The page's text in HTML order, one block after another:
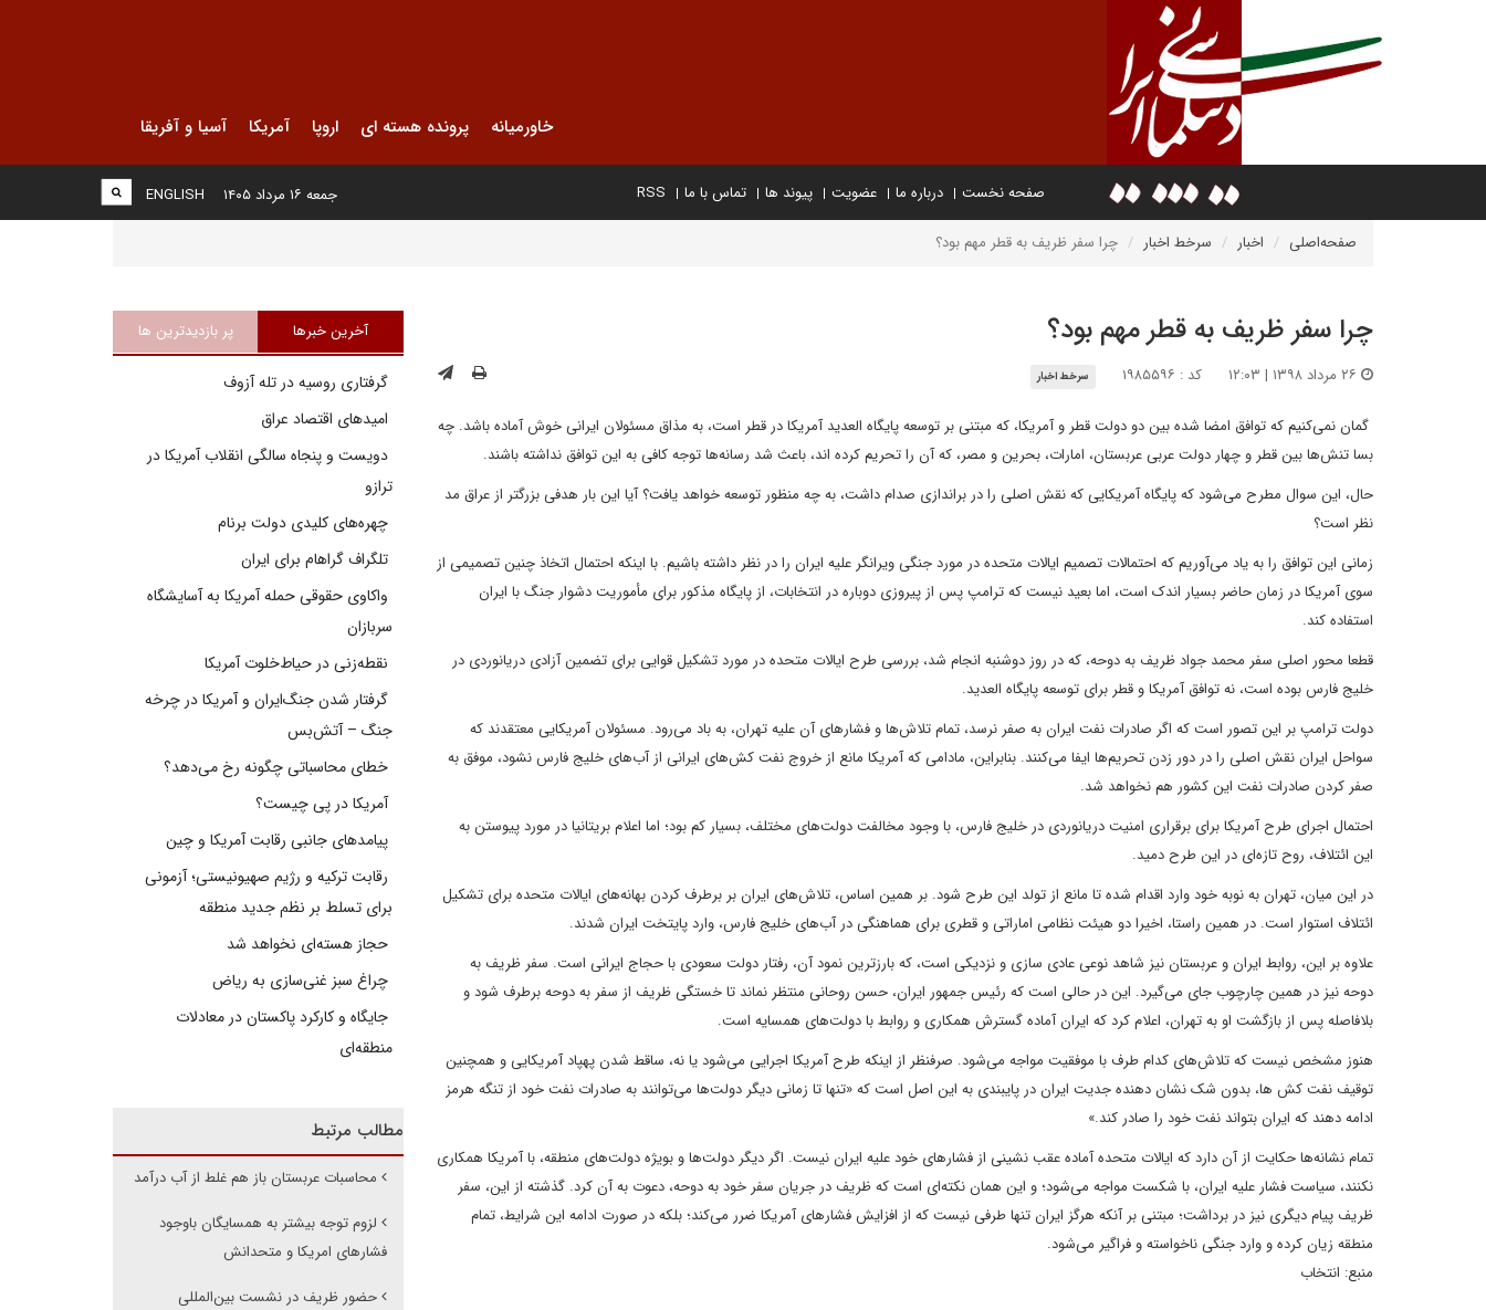
خاورمیانه پرونده هسته ای اروپا آمریکا آسیا و آفریقا
صفحه نخست درباره ما عضویت پیوند ها تماس با ما RSS
ENGLISH جمعه ۱۶ مرداد ۱۴۰۵
صفحه‌اصلی اخبار سرخط اخبار چرا سفر ظریف به قطر مهم بود؟
چرا سفر ظریف به قطر مهم بود؟
کد : ۱۹۸۵۵۹۶ سرخط اخبار
گمان نمی‌کنیم که توافق امضا شده بین دو دولت قطر و آمریکا، که مبتنی بر توسعه پایگاه العدید آمریکا در قطر است، به مذاق مسئولان ایرانی خوش آماده باشد. چه
بسا تنش‌ها بین قطر و چهار دولت عربی عربستان، امارات، بحرین و مصر، که آن را تحریم کرده اند، باعث شد رسانه‌ها توجه کافی به این توافق نداشته باشند.
حال، این سوال مطرح می‌شود که پایگاه آمریکایی که نقش اصلی را در براندازی صدام داشت، به چه منظور توسعه خواهد یافت؟ آیا این بار هدفی بزرگتر از عراق مد
نظر است؟
زمانی این توافق را به یاد می‌آوریم که احتمالات تصمیم ایالات متحده در مورد جنگی ویرانگر علیه ایران را در نظر داشته باشیم. با اینکه احتمال اتخاذ چنین تصمیمی از
سوی آمریکا در زمان حاضر بسیار اندک است، اما بعید نیست که ترامپ پس از پیروزی دوباره در انتخابات، از پایگاه مذکور برای مأموریت دشوار جنگ با ایران
استفاده کند.
قطعا محور اصلی سفر محمد جواد ظریف به دوحه، که در روز دوشنبه انجام شد، بررسی طرح ایالات متحده در مورد تشکیل قوایی برای تضمین آزادی دریانوردی در
خلیج فارس بوده است، نه توافق آمریکا و قطر برای توسعه پایگاه العدید.
دولت ترامپ بر این تصور است که اگر صادرات نفت ایران به صفر نرسد، تمام تلاش‌ها و فشار‌های آن علیه تهران، به باد می‌رود. مسئولان آمریکایی معتقدند که
سواحل ایران نقش اصلی را در دور زدن تحریم‌ها ایفا می‌کنند. بنابراین، مادامی که آمریکا مانع از خروج نفت کش‌های ایرانی از آب‌های خلیج فارس نشود، موفق به
صفر کردن صادرات نفت این کشور هم نخواهد شد.
احتمال اجرای طرح آمریکا برای برقراری امنیت دریانوردی در خلیج فارس، با وجود مخالفت دولت‌های مختلف، بسیار کم بود؛ اما اعلام بریتانیا در مورد پیوستن به
این ائتلاف، روح تازه‌ای در این طرح دمید.
در این میان، تهران به نوبه خود وارد اقدام شده تا مانع از تولد این طرح شود. بر همین اساس، تلاش‌های ایران بر برطرف کردن بهانه‌های ایالات متحده برای تشکیل
ائتلاف استوار است. در همین راستا، اخیرا دو هیئت نظامی اماراتی و قطری برای هماهنگی در آب‌های خلیج فارس، وارد پایتخت ایران شدند.
علاوه بر این، روابط ایران و عربستان نیز شاهد نوعی عادی سازی و نزدیکی است، که بارزترین نمود آن، رفتار دولت سعودی با حجاج ایرانی است. سفر ظریف به
دوحه نیز در همین چارچوب جای می‌گیرد. این در حالی است که رئیس جمهور ایران، حسن روحانی منتظر نماند تا خستگی ظریف از سفر به دوحه برطرف شود و
بلافاصله پس از بازگشت او به تهران، اعلام کرد که ایران آماده گسترش همکاری و روابط با دولت‌های همسایه است.
هنوز مشخص نیست که تلاش‌های کدام طرف با موفقیت مواجه می‌شود. صرفنظر از اینکه طرح آمریکا اجرایی می‌شود یا نه، ساقط شدن پهپاد آمریکایی و همچنین
توقیف نفت کش ها، بدون شک نشان دهنده جدیت ایران در پایبندی به این اصل است که «تنها تا زمانی دیگر دولت‌ها می‌توانند به صادرات نفت خود از تنگه هرمز
ادامه دهند که ایران بتواند نفت خود را صادر کند.»
تمام نشانه‌ها حکایت از آن دارد که ایالات متحده آماده عقب نشینی از فشار‌های خود علیه ایران نیست. اگر دیگر دولت‌ها و بویژه دولت‌های منطقه، با آمریکا همکاری
نکنند، سیاست فشار علیه ایران، با شکست مواجه می‌شود؛ و این همان نکته‌ای است که ظریف در جریان سفر خود به دوحه، دعوت به آن کرد. گذشته از این، سفر
ظریف پیام دیگری نیز در برداشت؛ مبتنی بر آنکه هرگز ایران تنها طرفی نیست که از افزایش فشار‌های آمریکا ضرر می‌کند؛ بلکه در صورت ادامه این شرایط، تمام
منطقه زیان کرده و وارد جنگی ناخواسته و فراگیر می‌شود.
منبع: انتخاب
آخرین خبرها پر بازدیدترین ها
گرفتاری روسیه در تله آزوف
امیدهای اقتصاد عراق
دویست و پنجاه سالگی انقلاب آمریکا در
ترازو
چهره‌های کلیدی دولت برنام
تلگراف گراهام برای ایران
واکاوی حقوقی حمله آمریکا به آسایشگاه
سربازان
نقطه‌زنی در حیاط‌خلوت آمریکا
گرفتار شدن جنگ‌ایران و آمریکا در چرخه
جنگ – آتش‌بس
خطای محاسباتی چگونه رخ می‌دهد؟
آمریکا در پی چیست؟
پیامدهای جانبی رقابت آمریکا و چین
رقابت ترکیه و رژیم صهیونیستی؛ آزمونی
برای تسلط بر نظم جدید منطقه
حجاز هسته‌ای نخواهد شد
چراغ سبز غنی‌سازی به ریاض
جایگاه و کارکرد پاکستان در معادلات
منطقه‌ای
مطالب مرتبط
محاسبات عربستان باز هم غلط از آب درآمد
لزوم توجه بیشتر به همسایگان باوجود
فشارهای امریکا و متحدانش
حضور ظریف در نشست بین‌المللی